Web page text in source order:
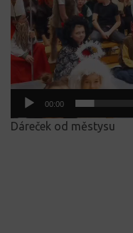
00:00
Dáreček od městysu